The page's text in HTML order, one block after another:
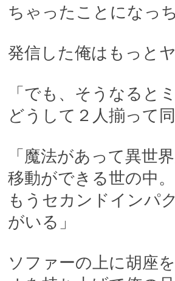
ちゃったことになっ
発信した俺はもっと
「でも、そうなると
どうして２人揃って
「魔法があって異世
移動ができる世の中。
もうセカンドインパ
がいる」
ソファーの上に胡座